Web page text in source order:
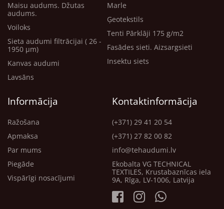
Maisu audums. Džutas
audums.
Voiloks
Sieta audumi filtrācijai ( 26 -
1950 μm)
Kanvas audumi
Lavsāns
Marle
Ģeotekstils
Tenti Pārklāji 175 g/m2
Fasādes sieti. Aizsargsieti
Insektu siets
Informācija
Ražošana
Apmaksa
Par mums
Piegāde
Vispārīgi nosacījumi
Kontaktinformācija
(+371) 29 41 20 54
(+371) 27 82 00 82
info@tehaudumi.lv
Ekobalta VG TECHNICAL
TEXTILES, Krustabaznīcas iela
9A, Rīga, LV-1006, Latvija